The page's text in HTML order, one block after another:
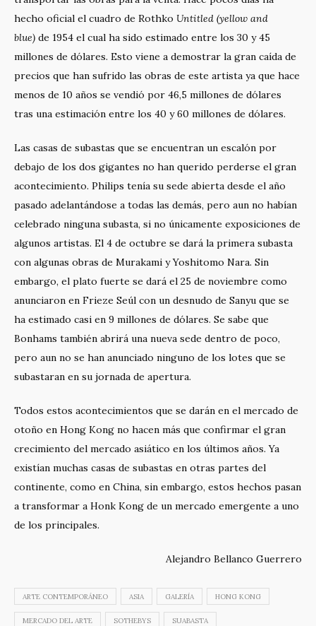
hecho oficial el cuadro de Rothko Untitled (yellow and
blue) de 1954 el cual ha sido estimado entre los 30 y 45
millones de dólares. Esto viene a demostrar la gran caída de
precios que han sufrido las obras de este artista ya que hace
menos de 10 años se vendió por 46,5 millones de dólares
tras una estimación entre los 40 y 60 millones de dólares.
Las casas de subastas que se encuentran un escalón por
debajo de los dos gigantes no han querido perderse el gran
acontecimiento. Philips tenía su sede abierta desde el año
pasado adelantándose a todas las demás, pero aun no habían
celebrado ninguna subasta, si no únicamente exposiciones de
algunos artistas. El 4 de octubre se dará la primera subasta
con algunas obras de Murakami y Yoshitomo Nara. Sin
embargo, el plato fuerte se dará el 25 de noviembre como
anunciaron en Frieze Seúl con un desnudo de Sanyu que se
ha estimado casi en 9 millones de dólares. Se sabe que
Bonhams también abrirá una nueva sede dentro de poco,
pero aun no se han anunciado ninguno de los lotes que se
subastaran en su jornada de apertura.
Todos estos acontecimientos que se darán en el mercado de
otoño en Hong Kong no hacen más que confirmar el gran
crecimiento del mercado asiático en los últimos años. Ya
existían muchas casas de subastas en otras partes del
continente, como en China, sin embargo, estos hechos pasan
a transformar a Honk Kong de un mercado emergente a uno
de los principales.
Alejandro Bellanco Guerrero
ARTE CONTEMPORÁNEO ASIA GALERÍA HONG KONG
MERCADO DEL ARTE SOTHEBYS SUABASTA